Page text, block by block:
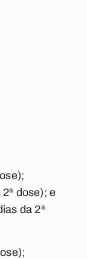
dose); e
da 2ª